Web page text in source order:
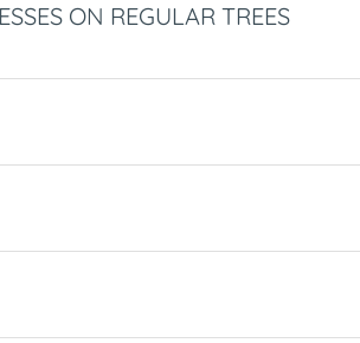
ON REGULAR TREES